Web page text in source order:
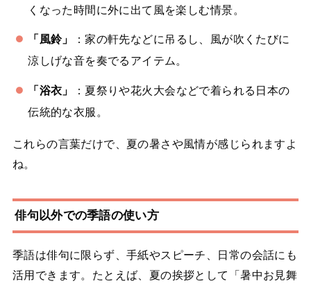
くなった時間に外に出て風を楽しむ情景。
「風鈴」
：家の軒先などに吊るし、風が吹くたびに
涼しげな音を奏でるアイテム。
「浴衣」
：夏祭りや花火大会などで着られる日本の
伝統的な衣服。
これらの言葉だけで、夏の暑さや風情が感じられますよ
ね。
俳句以外での季語の使い方
季語は俳句に限らず、手紙やスピーチ、日常の会話にも
活用できます。たとえば、夏の挨拶として「暑中お見舞